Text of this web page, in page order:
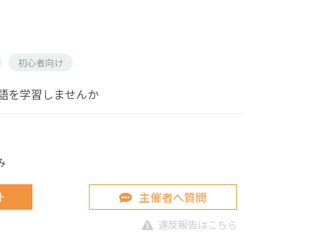
初心者向け
を学習しませんか
主催者へ質問
違反報告はこちら